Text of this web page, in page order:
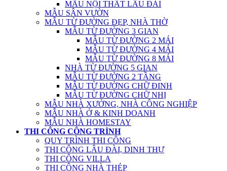
MẪU NỘI THẤT LÂU ĐÀI
MẪU SÂN VƯỜN
MẪU TỪ ĐƯỜNG ĐẸP, NHÀ THỜ
MẪU TỪ ĐƯỜNG 3 GIAN
MẪU TỪ ĐƯỜNG 2 MÁI
MẪU TỪ ĐƯỜNG 4 MÁI
MẪU TỪ ĐƯỜNG 8 MÁI
NHÀ TỪ ĐƯỜNG 5 GIAN
MẪU TỪ ĐƯỜNG 2 TẦNG
MẪU TỪ ĐƯỜNG CHỮ ĐINH
MẪU TỪ ĐƯỜNG CHỮ NHỊ
MẪU NHÀ XƯỞNG, NHÀ CÔNG NGHIỆP
MẪU NHÀ Ở & KINH DOANH
MẪU NHÀ HOMESTAY
THI CÔNG CÔNG TRÌNH
QUY TRÌNH THI CÔNG
THI CÔNG LÂU ĐÀI, DINH THỰ
THI CÔNG VILLA
THI CÔNG NHÀ THÉP